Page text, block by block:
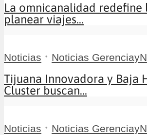
La omnicanalidad redefine
planear viajes...
Noticias • Noticias
Tijuana Innovadora y Baja
Cluster buscan...
Noticias • Noticias